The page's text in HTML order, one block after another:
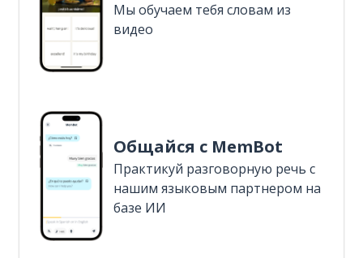
Мы обучаем тебя словам из
видео
Общайся с MemBot
Практикуй разговорную речь с
нашим языковым партнером на
базе ИИ